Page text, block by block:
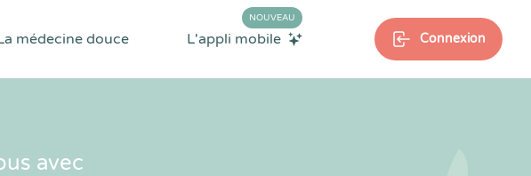
médecine douce L'appli mobile
NOUVEAU
Connexion
avec